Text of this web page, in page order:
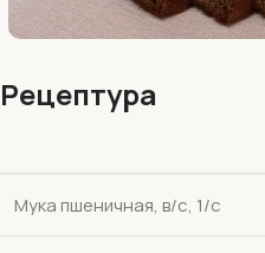
Рецептура
Мука пшеничная, в/с, 1/c